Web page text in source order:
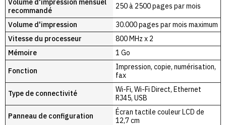
Volume d'impression mensuel
recommandé
250 à 2500 pages par mois
Volume d'impression
30.000 pages par mois maximum
Vitesse du processeur
800 MHz x 2
Mémoire
1 Go
Fonction
Impression, copie, numérisation,
fax
Type de connectivité
Wi-Fi, Wi-Fi Direct, Ethernet
RJ45, USB
Panneau de configuration
Écran tactile couleur LCD de
12,7 cm